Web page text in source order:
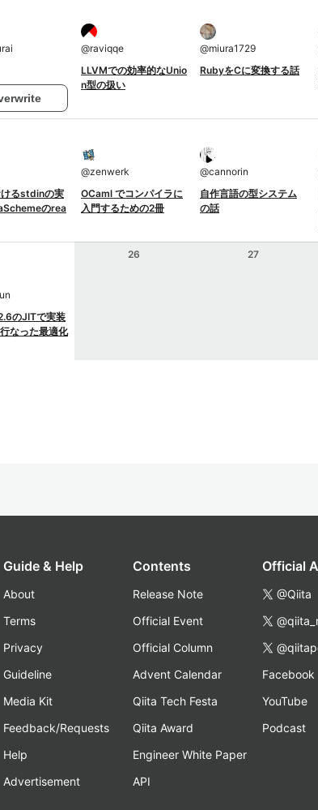
@raviqqe
LLVMでの効率的なUnio
n型の扱い
@miura1729
RubyをCに変換する話
るstdinの実
のrea
@zenwerk
OCaml でコンパイラに
入門するための2冊
@cannorin
自作言語の型システム
の話
のJITで実装
なった最適化
26 27
Guide & Help
About
Terms
Privacy
Guideline
Media Kit
Feedback/Requests
Help
Advertisement
Contents
Release Note
Official Event
Official Column
Advent Calendar
Qiita Tech Festa
Qiita Award
Engineer White Paper
API
Official
@Qiita
Facebook
YouTube
Podcast